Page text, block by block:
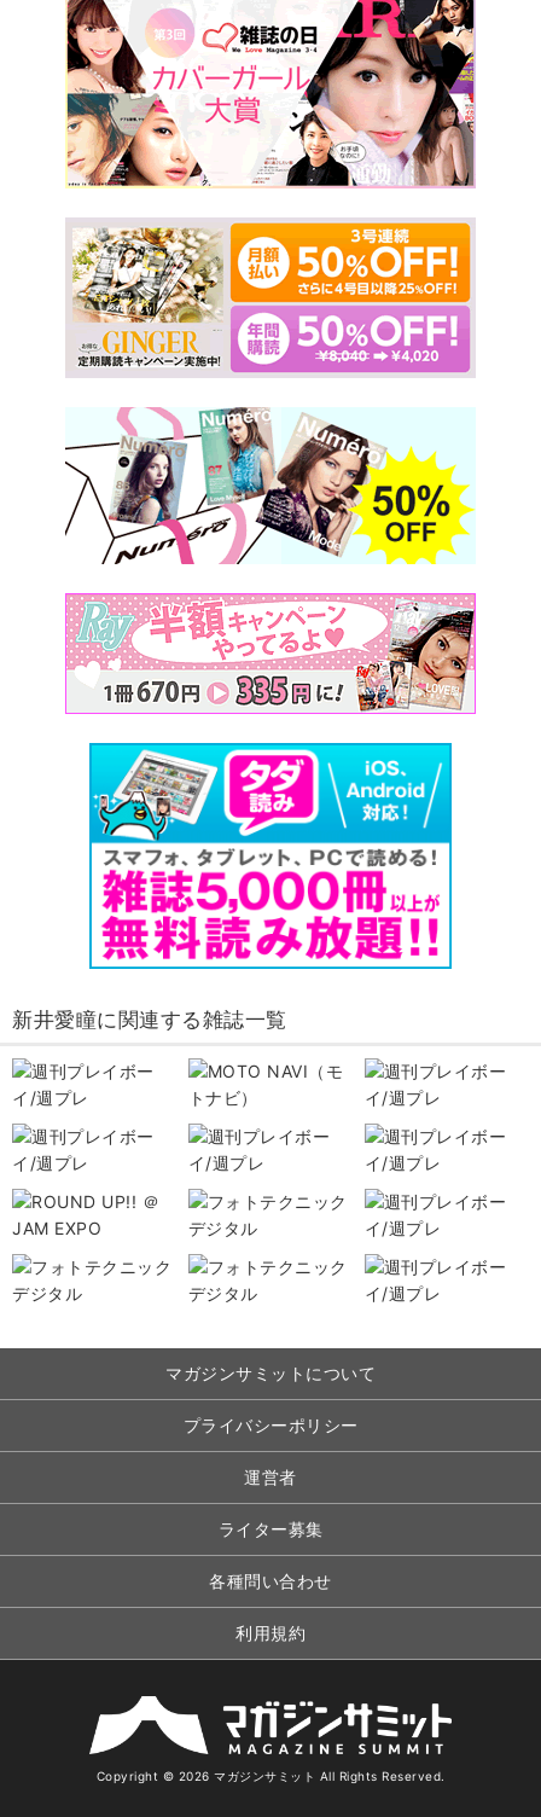
新井愛瞳に関連する雑誌一覧
マガジンサミットについて
プライバシーポリシー
運営者
ライター募集
各種問い合わせ
利用規約
Copyright © 2026 マガジンサミット All Rights Reserved.